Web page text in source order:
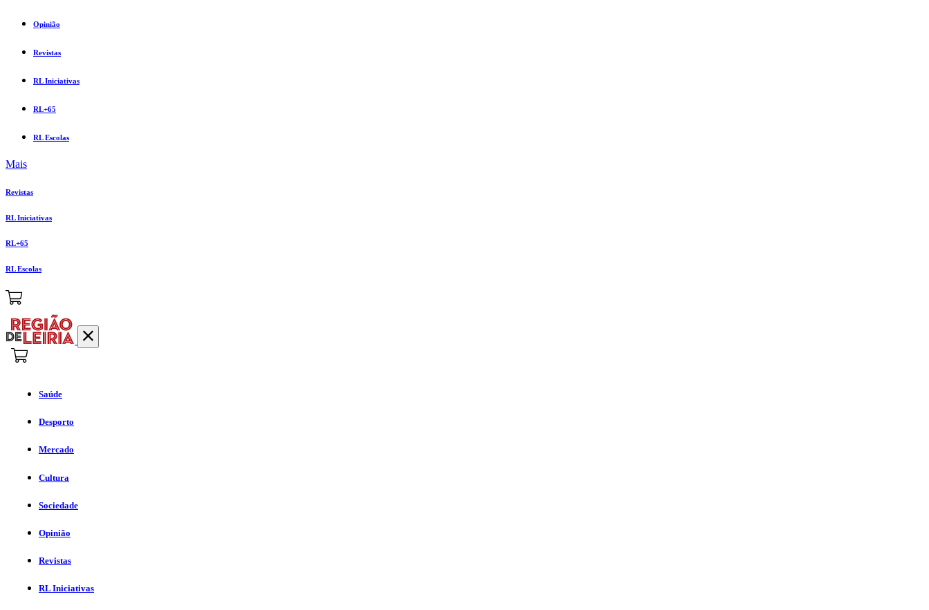
Opinião
Revistas
RL Iniciativas
RL+65
RL Escolas
Mais
Revistas
RL Iniciativas
RL+65
RL Escolas
Saúde
Desporto
Mercado
Cultura
Sociedade
Opinião
Revistas
RL Iniciativas